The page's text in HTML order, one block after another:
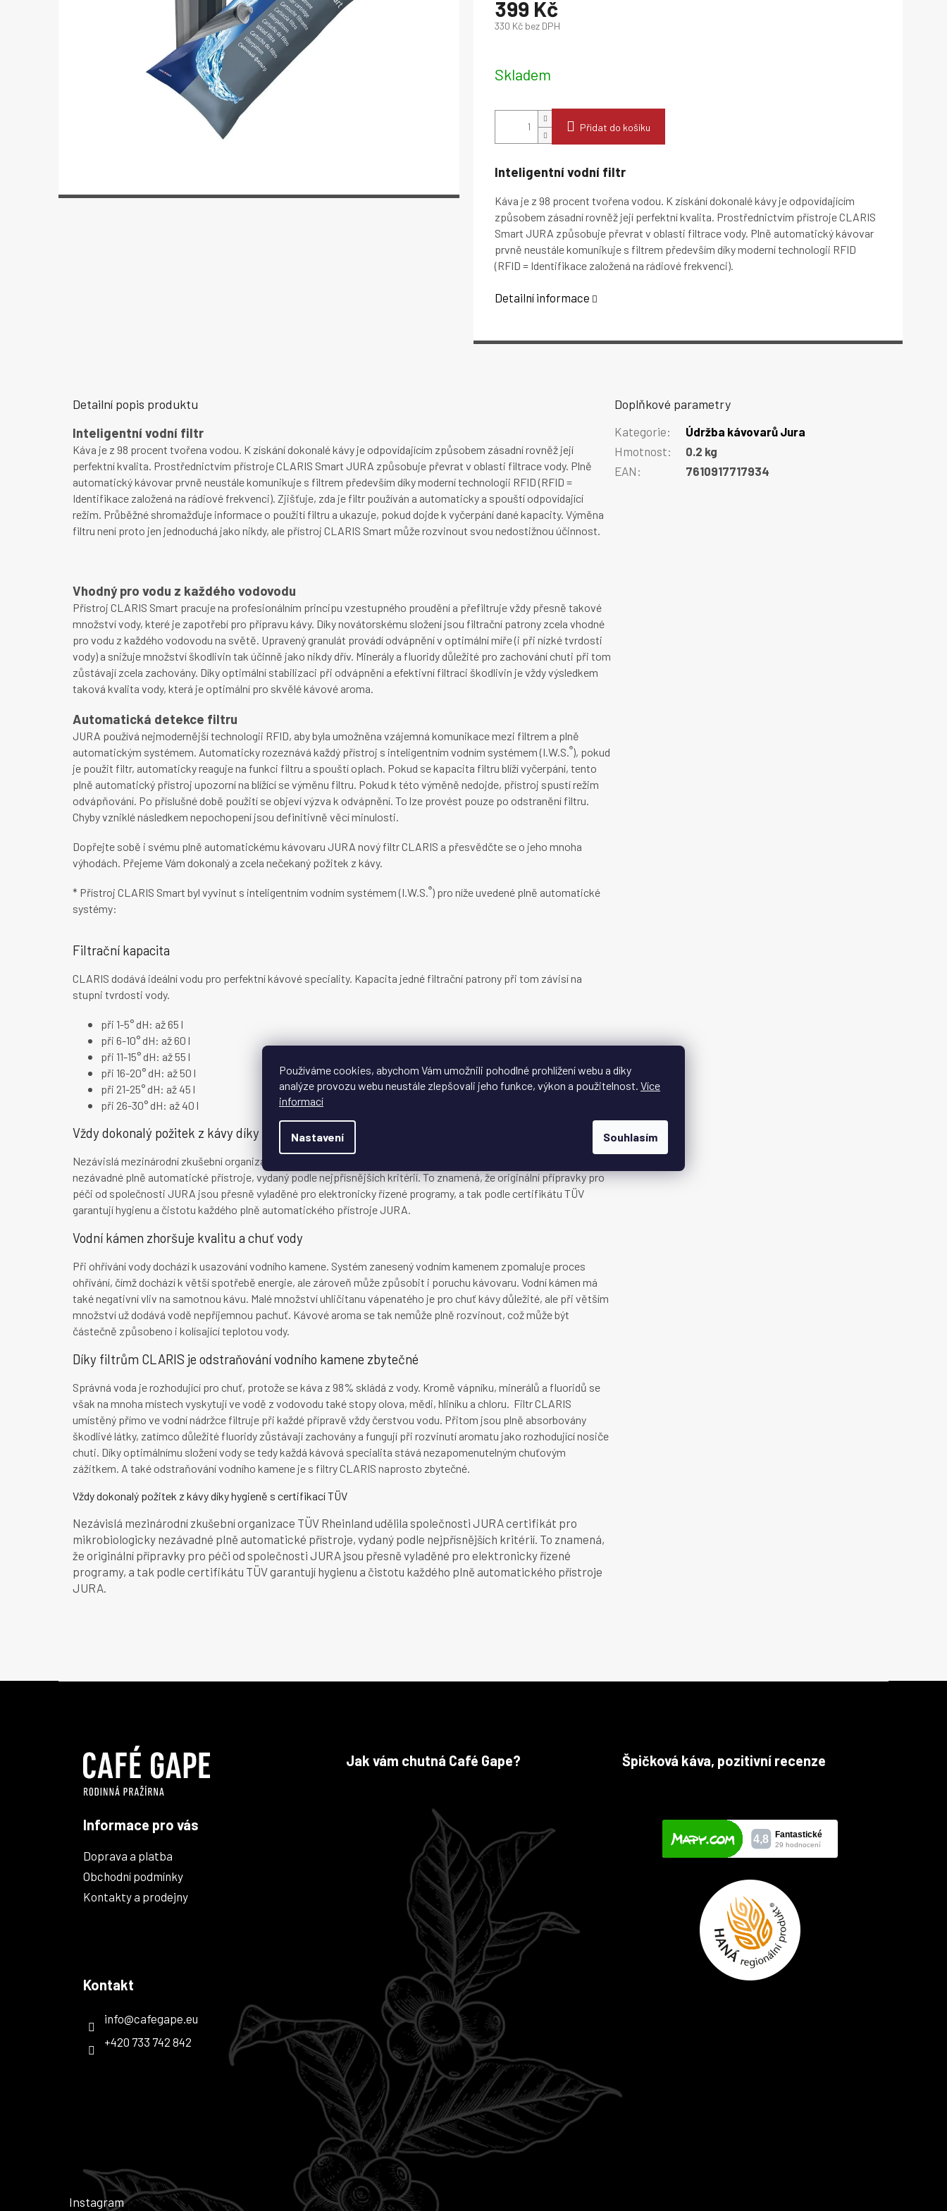
Používáme cookies, abychom Vám umožnili pohodlné prohlížení webu a díky
analýze provozu webu neustále zlepšovali jeho funkce, výkon a použitelnost. Více
informací
Nastavení Souhlasím
399 Kč
330 Kč bez DPH
Skladem
Přidat do košíku
Inteligentní vodní filtr
Káva je z 98 procent tvořena vodou. K získání dokonalé kávy je odpovídajícím
způsobem zásadní rovněž její perfektní kvalita. Prostřednictvím přístroje CLARIS
Smart JURA způsobuje převrat v oblasti filtrace vody. Plně automatický kávovar
prvně neustále komunikuje s filtrem především díky moderní technologii RFID
(RFID = Identifikace založená na rádiové frekvenci).
Detailní informace
Detailní popis produktu
Inteligentní vodní filtr
Káva je z 98 procent tvořena vodou. K získání dokonalé kávy je odpovídajícím způsobem zásadní rovněž její
perfektní kvalita. Prostřednictvím přístroje CLARIS Smart JURA způsobuje převrat v oblasti filtrace vody. Plně
automatický kávovar prvně neustále komunikuje s filtrem především díky moderní technologii RFID (RFID =
Identifikace založená na rádiové frekvenci). Zjišťuje, zda je filtr používán a automaticky a spouští odpovídající
režim. Průběžné shromažďuje informace o použití filtru a ukazuje, pokud dojde k vyčerpání dané kapacity. Výměna
filtru není proto jen jednoduchá jako nikdy, ale přístroj CLARIS Smart může rozvinout svou nedostižnou účinnost.
Vhodný pro vodu z každého vodovodu
Přístroj CLARIS Smart pracuje na profesionálním principu vzestupného proudění a přefiltruje vždy přesně takové
množství vody, které je zapotřebí pro přípravu kávy. Díky novátorskému složení jsou filtrační patrony zcela vhodné
pro vodu z každého vodovodu na světě. Upravený granulát provádí odvápnění v optimální míře (i při nízké tvrdosti
vody) a snižuje množství škodlivin tak účinně jako nikdy dřív. Minerály a fluoridy důležité pro zachování chuti při tom
zůstávají zcela zachovány. Díky optimální stabilizaci při odvápnění a efektivní filtraci škodlivin je vždy výsledkem
taková kvalita vody, která je optimální pro skvělé kávové aroma.
Automatická detekce filtru
JURA používá nejmodernější technologii RFID, aby byla umožněna vzájemná komunikace mezi filtrem a plně
automatickým systémem. Automaticky rozeznává každý přístroj s inteligentním vodním systémem (I.W.S.®), pokud
je použit filtr, automaticky reaguje na funkci filtru a spouští oplach. Pokud se kapacita filtru blíží vyčerpání, tento
plně automatický přístroj upozorní na blížící se výměnu filtru. Pokud k této výměně nedojde, přístroj spustí režim
odvápňování. Po příslušné době použití se objeví výzva k odvápnění. To lze provést pouze po odstranění filtru.
Chyby vzniklé následkem nepochopení jsou definitivně věcí minulosti.
Dopřejte sobě i svému plně automatickému kávovaru JURA nový filtr CLARIS a přesvědčte se o jeho mnoha
výhodách. Přejeme Vám dokonalý a zcela nečekaný požitek z kávy.
* Přístroj CLARIS Smart byl vyvinut s inteligentním vodním systémem (I.W.S.®) pro níže uvedené plně automatické
systémy:
Filtrační kapacita
CLARIS dodává ideální vodu pro perfektní kávové speciality. Kapacita jedné filtrační patrony při tom závisí na
stupni tvrdosti vody.
při 1-5° dH: až 65 l
při 6-10° dH: až 60 l
při 11-15° dH: až 55 l
při 16-20° dH: až 50 l
při 21-25° dH: až 45 l
při 26-30° dH: až 40 l
Vždy dokonalý požitek z kávy díky hygieně s certifikací TÜV
Nezávislá mezinárodní zkušební organizace TÜV Rheinland udělila společnosti JURA certifikát pro mikrobiologicky
nezávadné plně automatické přístroje, vydaný podle nejpřísnějších kritérií. To znamená, že originální přípravky pro
péči od společnosti JURA jsou přesně vyladěné pro elektronicky řízené programy, a tak podle certifikátu TÜV
garantují hygienu a čistotu každého plně automatického přístroje JURA.
Vodní kámen zhoršuje kvalitu a chuť vody
Při ohřívání vody dochází k usazování vodního kamene. Systém zanesený vodním kamenem zpomaluje proces
ohřívání, čímž dochází k větší spotřebě energie, ale zároveň může způsobit i poruchu kávovaru. Vodní kámen má
také negativní vliv na samotnou kávu. Malé množství uhličitanu vápenatého je pro chuť kávy důležité, ale při větším
množství už dodává vodě nepříjemnou pachuť. Kávové aroma se tak nemůže plně rozvinout, což může být
částečně způsobeno i kolísající teplotou vody.
Díky filtrům CLARIS je odstraňování vodního kamene zbytečné
Správná voda je rozhodující pro chuť, protože se káva z 98% skládá z vody. Kromě vápníku, minerálů a fluoridů se
však na mnoha místech vyskytují ve vodě z vodovodu také stopy olova, mědi, hliníku a chloru. Filtr CLARIS
umístěný přímo ve vodní nádržce filtruje při každé přípravě vždy čerstvou vodu. Přitom jsou plně absorbovány
škodlivé látky, zatímco důležité fluoridy zůstávají zachovány a fungují při rozvinutí aromatu jako rozhodující nosiče
chuti. Díky optimálnímu složení vody se tedy každá kávová specialita stává nezapomenutelným chuťovým
zážitkem. A také odstraňování vodního kamene je s filtry CLARIS naprosto zbytečné.
Vždy dokonalý požitek z kávy díky hygieně s certifikací TÜV
Nezávislá mezinárodní zkušební organizace TÜV Rheinland udělila společnosti JURA certifikát pro
mikrobiologicky nezávadné plně automatické přístroje, vydaný podle nejpřísnějších kritérií. To znamená,
že originální přípravky pro péči od společnosti JURA jsou přesně vyladěné pro elektronicky řízené
programy, a tak podle certifikátu TÜV garantují hygienu a čistotu každého plně automatického přístroje
JURA.
Doplňkové parametry
Kategorie:
Údržba kávovarů Jura
Hmotnost:
0.2 kg
EAN : 7610917717934
Informace pro vás
Doprava a platba
Obchodní podmínky
Kontakty a prodejny
Kontakt
info@cafegape.eu
+420 733 742 842
Jak vám chutná Café Gape? Špičková káva, pozitivní recenze
Instagram